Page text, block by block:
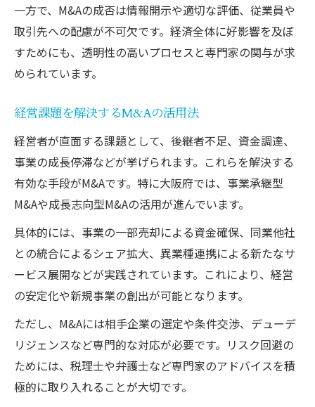
一方で、M&Aの成否は情報開示や適切な評価、従業員や
取引先への配慮が不可欠です。経済全体に好影響を及ぼ
すためにも、透明性の高いプロセスと専門家の関与が求
められています。
経営課題を解決するM&Aの活用法
経営者が直面する課題として、後継者不足、資金調達、
事業の成長停滞などが挙げられます。これらを解決する
有効な手段がM&Aです。特に大阪府では、事業承継型
M&Aや成長志向型M&Aの活用が進んでいます。
具体的には、事業の一部売却による資金確保、同業他社
との統合によるシェア拡大、異業種連携による新たなサ
ービス展開などが実践されています。これにより、経営
の安定化や新規事業の創出が可能となります。
ただし、M&Aには相手企業の選定や条件交渉、デューデ
リジェンスなど専門的な対応が必要です。リスク回避の
ためには、税理士や弁護士など専門家のアドバイスを積
極的に取り入れることが大切です。